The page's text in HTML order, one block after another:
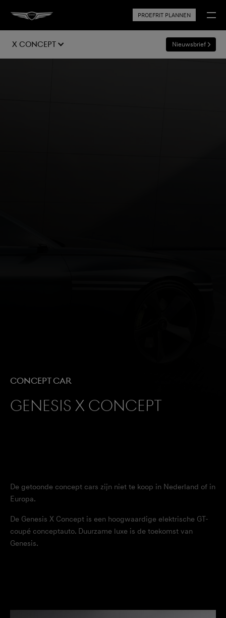
PROEFRIT PLANNEN
X Concept Nieuwsbrief
CONCEPT CAR
GENESIS X CONCEPT
De getoonde concept cars zijn niet te koop in Nederland of in
Europa.
De Genesis X Concept is een hoogwaardige elektrische GT-
coupé conceptauto. Duurzame luxe is de toekomst van
Genesis.